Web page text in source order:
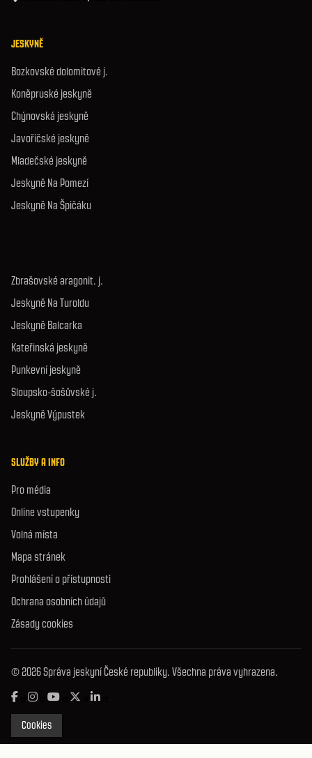
JESKYNĚ
Bozkovské dolomitové j.
Koněpruské jeskyně
Chýnovská jeskyně
Javoříčské jeskyně
Mladečské jeskyně
Jeskyně Na Pomezí
Jeskyně Na Špičáku
Zbrašovské aragonit. j.
Jeskyně Na Turoldu
Jeskyně Balcarka
Kateřinská jeskyně
Punkevní jeskyně
Sloupsko-šošůvské j.
Jeskyně Výpustek
SLUŽBY A INFO
Pro média
Online vstupenky
Volná místa
Mapa stránek
Prohlášení o přístupnosti
Ochrana osobních údajů
Zásady cookies
© 2026 Správa jeskyní České republiky. Všechna práva vyhrazena.
Cookies